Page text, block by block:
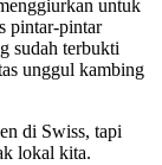
untuk
pintar-pintar
sudah terbukti
unggul kambing
di Swiss, tapi
lokal kita.